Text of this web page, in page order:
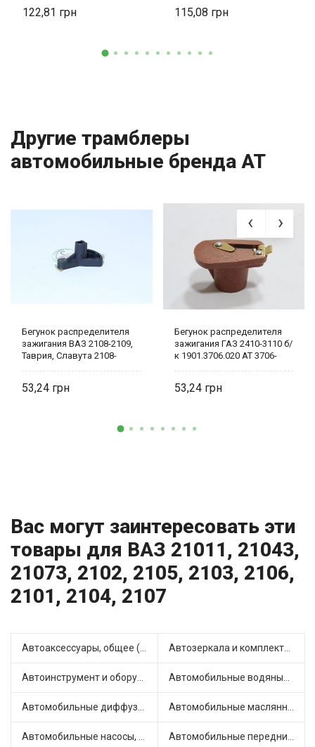
122,81 115,08
Другие трамблеры
автомобильные бренда AT
Бегунок распределителя
зажигания ВАЗ 2108-2109,
Таврия, Славута 2108-
53,24
Бегунок распределителя
зажигания ГАЗ 2410-3110 б/
к 1901.3706.020 AT 3706-
53,24
Вас могут заинтересовать эти
товары для ВАЗ 21011, 21043,
21073, 2102, 2105, 2103, 2106,
2101, 2104, 2107
Автоаксессуары, общее (1) Автозеркала и комплектующие (11)
Автоинструмент и оборудование (7) Автомобильные водяные насосы (14)
Автомобильные диффузоры и вентиляторы (4) Автомобильные маслянные насосы (9)
Автомобильные насосы, компрессоры и манометры (1) Автомобильные передние фары (12)